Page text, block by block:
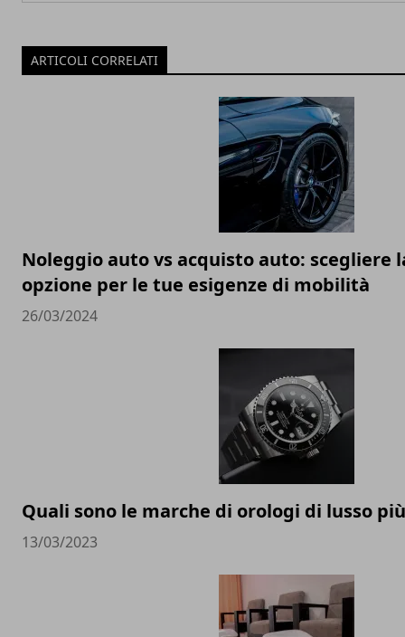
ARTICOLI CORRELATI
Noleggio auto vs acquisto auto: scegliere
opzione per le tue esigenze di mobilità
26/03/2024
Quali sono le marche di orologi di lusso
13/03/2023